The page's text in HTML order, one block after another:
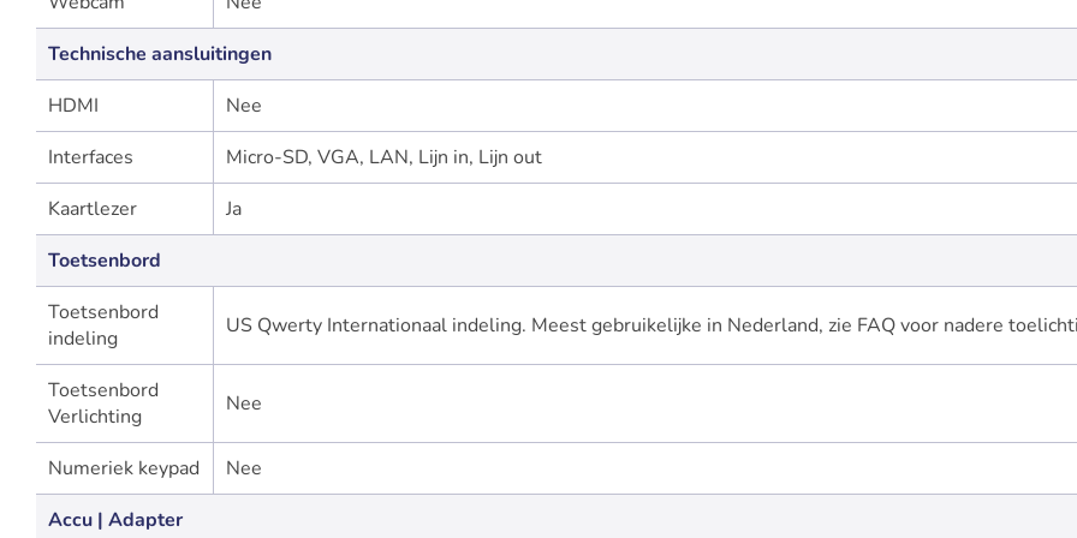
Technische aansluitingen
HDMI
Nee
Interfaces
Micro-SD, VGA, LAN, Lijn in, Lijn out
Kaartlezer
Ja
Toetsenbord
Toetsenbord
indeling
US Qwerty Internationaal indeling. Meest gebruikelijke in Nederland, zie FAQ voor nadere
Toetsenbord
Verlichting
Nee
Numeriek keypad
Nee
Accu | Adapter